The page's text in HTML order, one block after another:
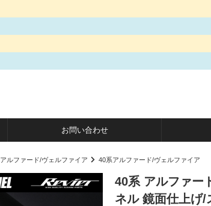
お問い合わせ
アルファード/ヴェルファイア 40系アルファード/ヴェルファイア
40系 アルファー
ネル 鏡面仕上げ/